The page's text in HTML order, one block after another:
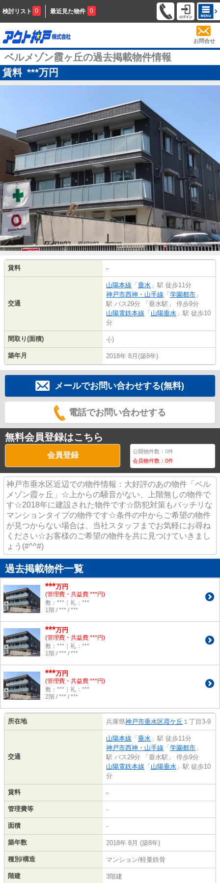
検討リスト 0 最近見た物件 0
お問合せ
ベルメゾン霞ヶ丘の過去掲載物件情報
賃料 ***万円
賃料 -
交通
山陽本線 「 垂水 」駅 徒歩11分
神戸市西神・山手線 「 学園都市 」
駅 バス29分 「垂水駅」 停歩9分
山陽電鉄本線 「 山陽垂水 」駅 徒歩10
分
間取り(面積) -(-)
築年月 2018年 8月(築8年)
メールでお問い合わせする(無料)
電話でお問い合わせする
無料会員登録はこちら
会員登録 公開物件数：0件
会員物件数：0件
神戸市垂水区近辺での物件情報：大好評のあの物件「ベル
メゾン霞ヶ丘」☆上からの騒音がない、上階無しの物件で
す☆2018年に建設された物件です☆防犯対策もバッチリな
マンションタイプの物件です☆条件の中からご希望の物件
が見つからない場合は、当社スタッフまでお気軽にお尋ね
ください☆お客様のご希望の物件を共に見つけていきまし
ょう(#^^#)
過去掲載物件一覧
***万円
(管理費・共益費 ***円)
敷：***｜礼：***
1階 / *** / ***
***万円
(管理費・共益費 ***円)
敷：***｜礼：***
1階 / *** / ***
***万円
(管理費・共益費 ***円)
敷：***｜礼：***
2階 / *** / ***
所在地 兵庫県神戸市垂水区霞ケ丘 １丁目3-9
交通
山陽本線 「 垂水 」駅 徒歩11分
神戸市西神・山手線 「 学園都市 」
駅 バス29分 「垂水駅」 停歩9分
山陽電鉄本線 「 山陽垂水 」駅 徒歩10
分
賃料 -
管理費等 -
面積 -
築年数 2018年 8月 (築8年)
種別/構造 マンション/軽量鉄骨
階建 3階建